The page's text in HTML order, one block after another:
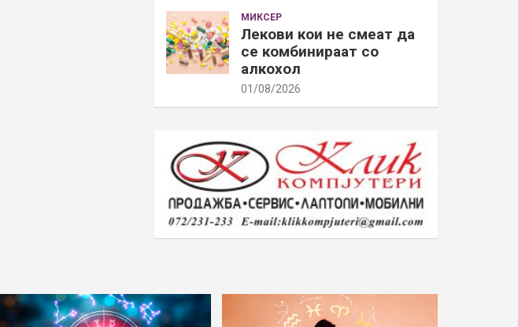
МИКСЕР
Лекови кои не смеат да
се комбинираат со
алкохол
01/08/2026